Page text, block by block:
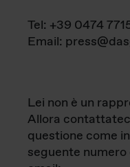
Tel: +39 0474
Email:
Lei non è un
Allora
questione come
seguente